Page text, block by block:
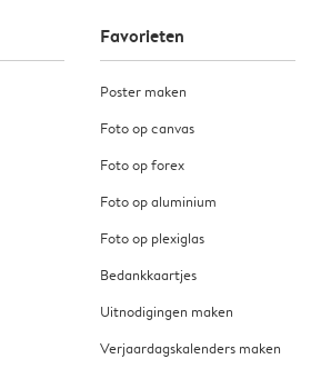
Favorieten
Poster maken
Foto op canvas
Foto op forex
Foto op aluminium
Foto op plexiglas
Bedankkaartjes
Uitnodigingen maken
Verjaardagskalenders maken